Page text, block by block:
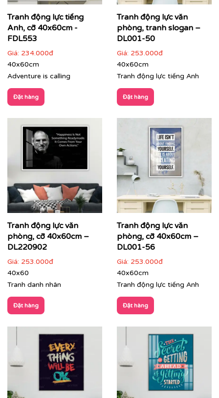
Tranh văn phòng in theo mẫu và kích thước riêng của
Quý khách có nhu cầu:
⇨
đẹp theo chủ đề
⇨Tư vấn in tranh theo yêu cầu
⇨ In tranh dán tườngtheo nhiều kích thước
Quý khách vui lòng nhấnvào đâyđể gặp nhân viên tư
vấn hoặc SĐT037 722 1985
để nhân viên tư vấn gửi
mẫu theo yêu cầu của quý khách.
Tư vấn thi công & chọn mẫu
Tranh động lực tiếng
Anh, cỡ 40x60cm -
FDL553
Giá: 234.000đ
40x60cm
Adventure is calling
Đặt hàng
Tranh động lực văn
phòng, tranh slogan –
DL001-50
Giá: 253.000đ
40x60cm
Tranh động lực tiếng Anh
Đặt hàng
Tranh động lực văn
phòng, cỡ 40x60cm –
DL220902
Giá: 253.000đ
40x60
Tranh danh nhân
Đặt hàng
Tranh động lực văn
phòng, cỡ 40x60cm –
DL001-56
Giá: 253.000đ
40x60cm
Tranh động lực tiếng Anh
Đặt hàng